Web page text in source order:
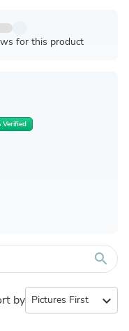
for this product
Verified
search
by expand_more